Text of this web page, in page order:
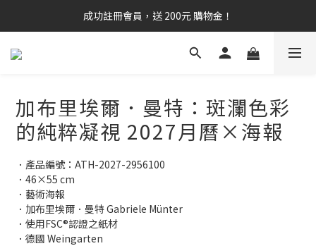
成功註冊會員，送 200元 購物金！
加布里埃爾．曼特：斑瀾色彩
的純粹凝視 2027月曆×海報
．產品編號：ATH-2027-2956100
．46×55 cm
．藝術海報
．加布里埃爾．曼特 Gabriele Münter
．使用FSC®認證之紙材
．德國 Weingarten